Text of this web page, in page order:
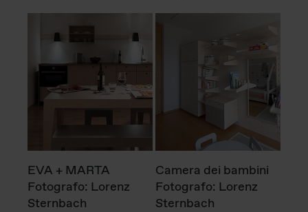
EVA + MARTA
Fotografo: Lorenz
Sternbach
Camera dei bambini
Fotografo: Lorenz
Sternbach